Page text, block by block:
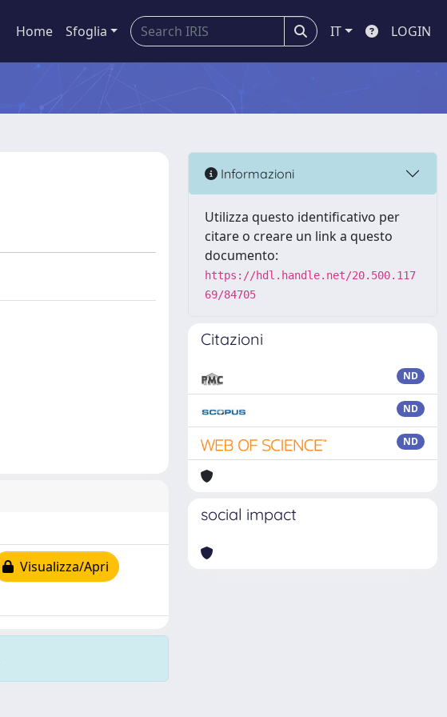
Home Sfoglia IT LOGIN
Visualizza/Apri
Informazioni
Utilizza questo identificativo per
citare o creare un link a questo
documento:
https://hdl.handle.net/20.500.117
69/84705
Citazioni
ND
ND
ND
social impact